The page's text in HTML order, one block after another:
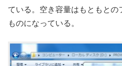
ている。空き容量はもともと
ものになっている。